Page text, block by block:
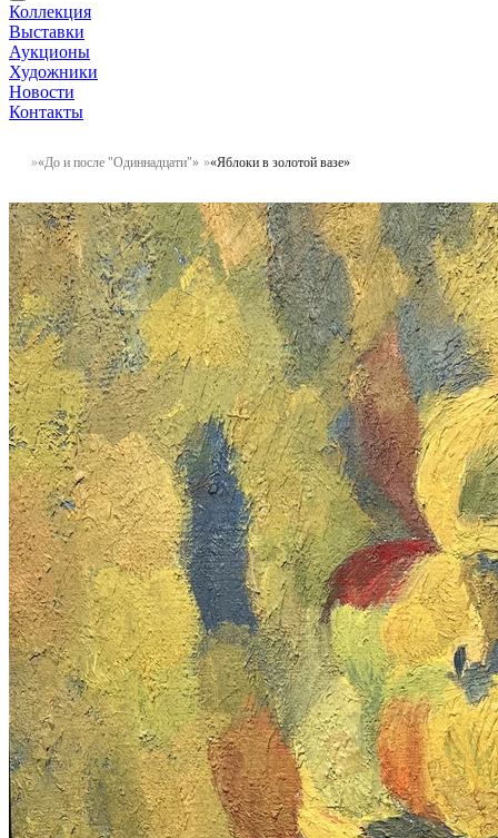
Коллекция
Выставки
Аукционы
Художники
Новости
Контакты
«До и после "Одиннадцати"» «Яблоки в золотой вазе»